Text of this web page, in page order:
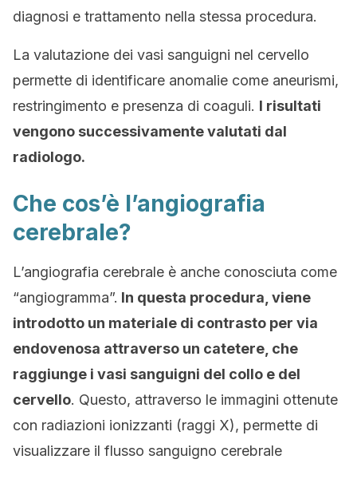
diagnosi e trattamento nella stessa procedura.
La valutazione dei vasi sanguigni nel cervello
permette di identificare anomalie come aneurismi,
restringimento e presenza di coaguli. I risultati
vengono successivamente valutati dal
radiologo.
Che cos’è l’angiografia
cerebrale?
L’angiografia cerebrale è anche conosciuta come
“angiogramma”. In questa procedura, viene
introdotto un materiale di contrasto per via
endovenosa attraverso un catetere, che
raggiunge i vasi sanguigni del collo e del
cervello. Questo, attraverso le immagini ottenute
con radiazioni ionizzanti (raggi X), permette di
visualizzare il flusso sanguigno cerebrale